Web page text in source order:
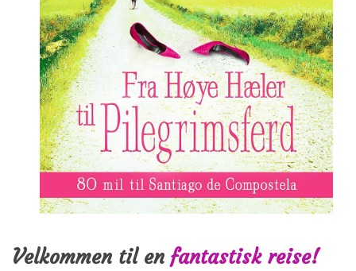
Velkommen til en fantastisk reise!